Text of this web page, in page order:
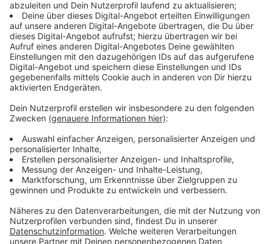
Deshalb läge der wirtschaftliche Vorteil jedenfalls
nicht ohne weiteres auf der Hand. Dass die Stadt die
konkreten wirtschaftlichen Folgen ihres jahrelangen
Nichtstuns nicht beziffern könne, sei nachvollziehbar.
Aber der Versuch, den Steuerzahlern einzureden, dass
es vielleicht gar keinen Schaden gebe, sei ärgerlich, so
der Bund.
Anzeige
Goldener Spazierstock beim VRR
Anzeige
Das vorzeitigeAusscheiden eines Vorstandsmitglieds
des Verkehrsverbundes Rhein-Ruhr (VRR)wird die